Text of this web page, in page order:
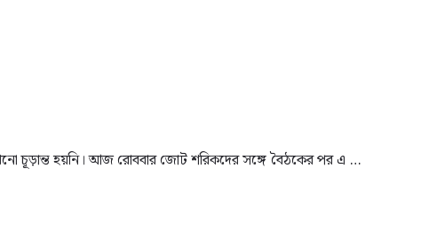
এখনো চূড়ান্ত হয়নি। আজ রোববার জোট শরিকদের সঙ্গে বৈঠকের পর এ …